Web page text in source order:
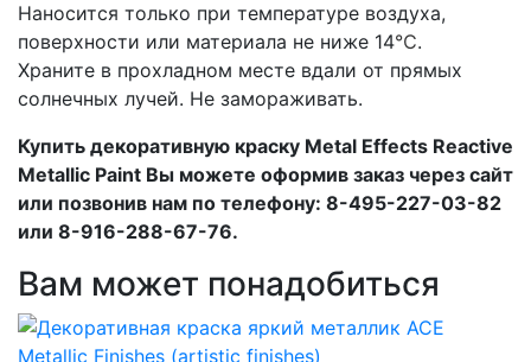
Наносится только при температуре воздуха,
поверхности или материала не ниже 14℃.
Храните в прохладном месте вдали от прямых
солнечных лучей. Не замораживать.
Купить декоративную краску Metal Effects Reactive
Metallic Paint Вы можете оформив заказ через сайт
или позвонив нам по телефону: 8-495-227-03-82
или 8-916-288-67-76.
Вам может понадобиться